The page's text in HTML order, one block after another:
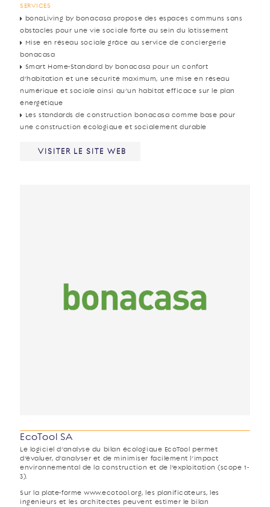
SERVICES
bonaLiving by bonacasa propose des espaces communs sans
obstacles pour une vie sociale forte au sein du lotissement
Mise en réseau sociale grâce au service de conciergerie
bonacasa
Smart Home-Standard by bonacasa pour un confort
d’habitation et une sécurité maximum, une mise en réseau
numérique et sociale ainsi qu’un habitat efficace sur le plan
énergétique
Les standards de construction bonacasa comme base pour
une construction écologique et socialement durable
VISITER LE SITE WEB
EcoTool SA
Le logiciel d’analyse du bilan écologique EcoTool permet
d’évaluer, d’analyser et de minimiser facilement l’impact
environnemental de la construction et de l’exploitation (scope 1-
3).
Sur la plate-forme www.ecotool.org, les planificateurs, les
ingénieurs et les architectes peuvent estimer le bilan